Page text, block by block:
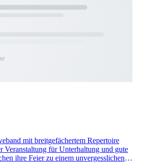
mit breitgefächertem Repertoire
Veranstaltung für Unterhaltung und gute
ihre Feier zu einem unvergesslichen